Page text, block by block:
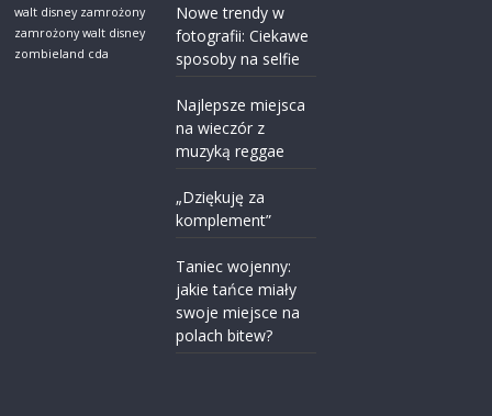
walt disney zamrożony
zamrożony walt disney
zombieland cda
Nowe trendy w
fotografii: Ciekawe
sposoby na selfie
Najlepsze miejsca
na wieczór z
muzyką reggae
„Dziękuję za
komplement”
Taniec wojenny:
jakie tańce miały
swoje miejsce na
polach bitew?